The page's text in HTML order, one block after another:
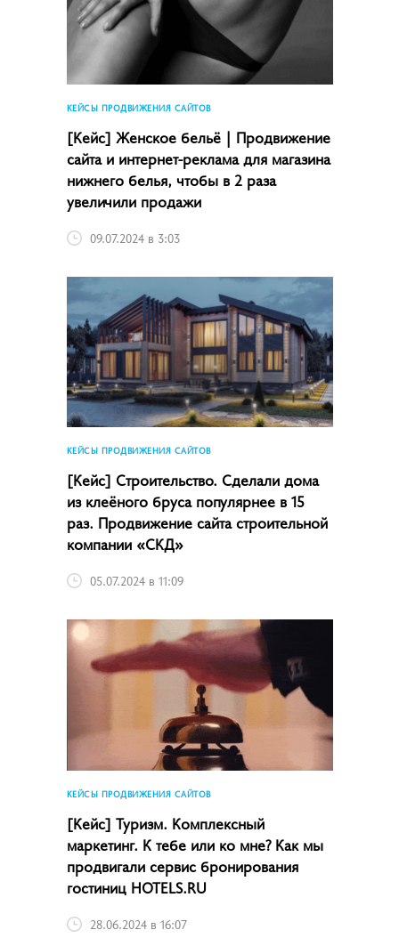
КЕЙСЫ ПРОДВИЖЕНИЯ САЙТОВ
[Кейс] Женское бельё | Продвижение
сайта и интернет-реклама для магазина
нижнего белья, чтобы в 2 раза
увеличили продажи
09.07.2024 в 3:03
КЕЙСЫ ПРОДВИЖЕНИЯ САЙТОВ
[Кейс] Строительство. Сделали дома
из клеёного бруса популярнее в 15
раз. Продвижение сайта строительной
компании «СКД»
05.07.2024 в 11:09
КЕЙСЫ ПРОДВИЖЕНИЯ САЙТОВ
[Кейс] Туризм. Комплексный
маркетинг. К тебе или ко мне? Как мы
продвигали сервис бронирования
гостиниц HOTELS.RU
28.06.2024 в 16:07